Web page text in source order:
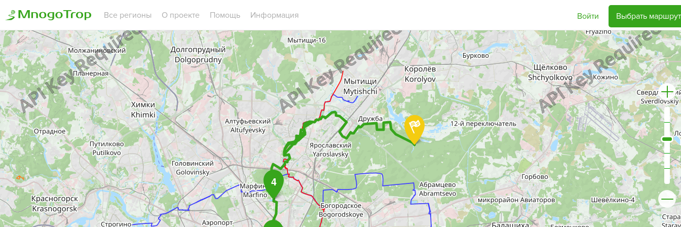
Все регионы О проекте Помощь Информация Войти Выбрать маршрут
4